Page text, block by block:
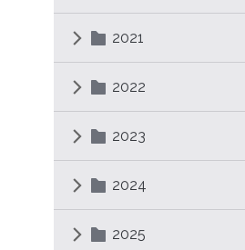
2021
2022
2023
2024
2025